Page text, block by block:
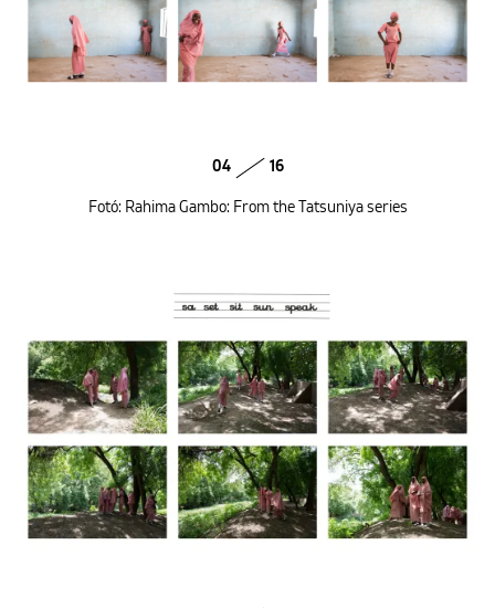
04 16
Fotó: Rahima Gambo: From the Tatsuniya series